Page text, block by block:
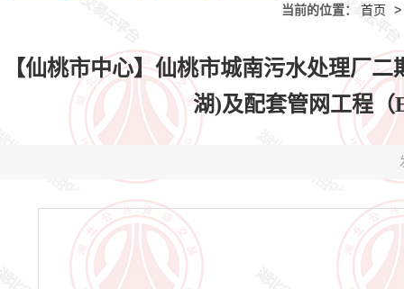
当前的位置： 首页 >
【仙桃市中心】仙桃市城南污水处理厂
湖)及配套管网工程（